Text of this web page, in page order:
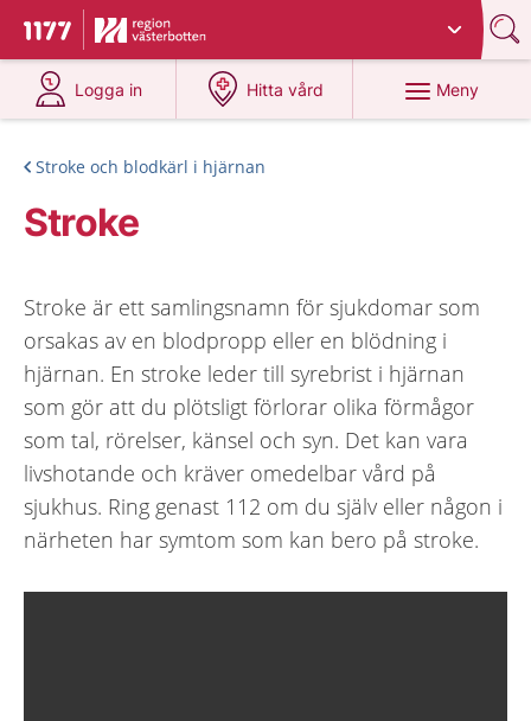
Till startsidan för 1177
Du har valt region
Logga in
på 1177.se
Hitta vård
på 1177.se
Meny
Stroke och blodkärl i hjärnan
Stroke
Stroke är ett samlingsnamn för sjukdomar som
orsakas av en blodpropp eller en blödning i
hjärnan. En stroke leder till syrebrist i hjärnan
som gör att du plötsligt förlorar olika förmågor
som tal, rörelser, känsel och syn. Det kan vara
livshotande och kräver omedelbar vård på
sjukhus. Ring genast 112 om du själv eller någon i
närheten har symtom som kan bero på stroke.